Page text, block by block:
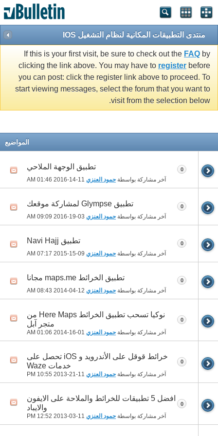
منتدى التطبيقات المكانية لنظام التشغيل IOS
If this is your first visit, be sure to check out the FAQ by
clicking the link above. You may have to register before
you can post: click the register link above to proceed. To
start viewing messages, select the forum that you want to
visit from the selection below.
المواضيع
تطبيق الوجهة الملاحي
آخر مشاركة بواسطة حمود العنزي 01:46 AM
0
تطبيق Glympse لمشاركة موقعك
آخر مشاركة بواسطة حمود العنزي 09:09 AM
0
تطبيق Navi Hajj
آخر مشاركة بواسطة حمود العنزي 07:17 AM
0
تطبيق الخرائط maps.me مجانا
آخر مشاركة بواسطة حمود العنزي 08:43 AM
0
نوكيا تسحب تطبيق الخرائط Here Maps من
متجر آبل
آخر مشاركة بواسطة حمود العنزي 01:06 AM
0
خرائط قوقل على الأندرويد و iOS تحصل على
خدمات Waze
آخر مشاركة بواسطة حمود العنزي 10:55 PM
0
افضل 5 تطبيقات للخرائط والملاحة على الايفون
والايباد
آخر مشاركة بواسطة حمود العنزي 12:52 PM
0